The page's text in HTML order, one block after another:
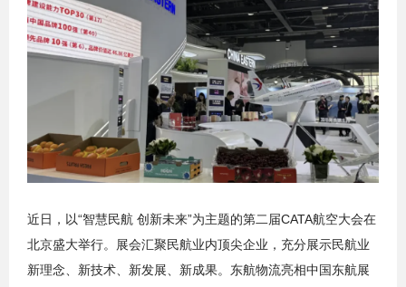
近日，以“智慧民航 创新未来”为主题的第二届CATA航空大会在
北京盛大举行。展会汇聚民航业内顶尖企业，充分展示民航业
新理念、新技术、新发展、新成果。东航物流亮相中国东航展